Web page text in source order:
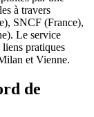
à travers
SNCF (France),
Le service
pratiques
et Vienne.
de